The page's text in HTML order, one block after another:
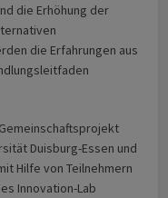
die Erhöhung der
die Erfahrungen aus
Duisburg-Essen und
Hilfe von Teilnehmern
Innovation-Lab